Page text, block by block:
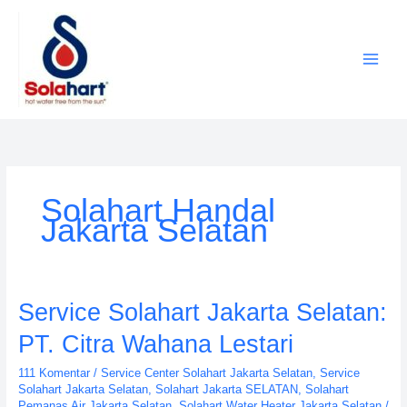
Solahart Handal
Jakarta Selatan
Service Solahart Jakarta Selatan:
PT. Citra Wahana Lestari
111 Komentar / Service Center Solahart Jakarta Selatan, Service
Solahart Jakarta Selatan, Solahart Jakarta SELATAN Solahart
Service
Solahart
Jakarta
Selatan:
PT.